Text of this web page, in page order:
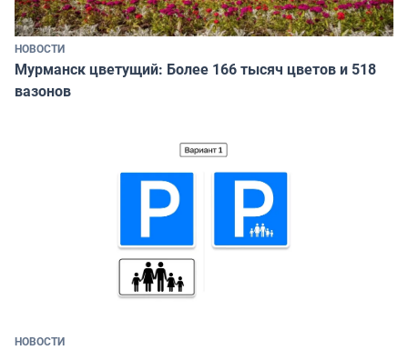
НОВОСТИ
Мурманск цветущий: Более 166 тысяч цветов и 518
вазонов
НОВОСТИ